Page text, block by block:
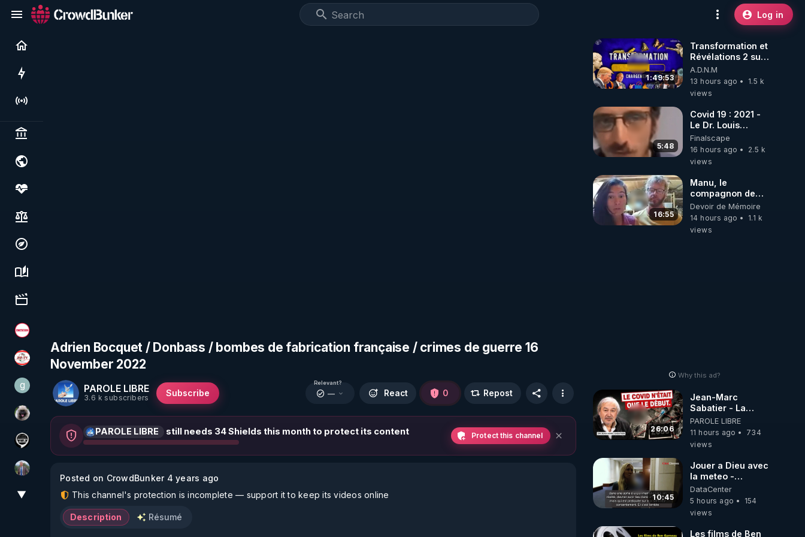
Log in
Live
Politics & institutions
Society, justice & freedoms
Economy, environment & technology
Science, history & spirituality
Culture, media & entertainment
Magazine Nexus
JSF - TV
ggilo59
Priscane
Notre Réalité Est Falsifiée Et Fausse
Nicolas BOUVIER
▼
Adrien Bocquet / Donbass / bombes de fabrication française / crimes de guerre 16
November 2022
PAROLE LIBRE
3.6 k subscribers Subscribe
Relevant?
— React 0 Repost
PAROLE LIBRE still needs 34 Shields this month to protect its content Protect this channel
Posted on CrowdBunker 4 years ago
This channel's protection is incomplete — support it to keep its videos online
Description Résumé
1:49:53
Transformation et
Révélations 2 sur
2 - live du
07/08/26
A.D.N.M
13 hours ago
1.5 k
views
5:48
Covid 19 : 2021 -
Le Dr. Louis
Fouché renverse
le plateau de
CNews !
Finalscape
16 hours ago
2.5 k
views
16:55
Manu, le
compagnon de
Kyria, raconte sa
garde à vue
musclée.
Devoir de Mémoire
14 hours ago
1.1 k
views
Why this ad?
26:06
Jean-Marc
Sabatier - La
Covid-19 n'a été
que le début -
L'ARNm &
où auront-t-il ?
PAROLE LIBRE
11 hours ago
734
views
10:45
Jouer a Dieu avec
la meteo -
Citoicitoyen
DataCenter
5 hours ago
154
views
Les films de Ben